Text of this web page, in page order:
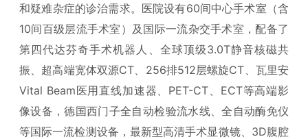
和疑难杂症的诊治需求。医院设有60间中心手术室（含
10间百级层流手术室）及国际一流杂交手术室，配备了
第四代达芬奇手术机器人、全球顶级3.0T静音核磁共
振、超高端宽体双源CT、256排512层螺旋CT、瓦里安
Vital Beam医用直线加速器、PET-CT、ECT等高端影
像设备，德国西门子全自动检验流水线、全自动酶免仪
等国际一流检测设备，最新型高清手术显微镜、3D腹腔